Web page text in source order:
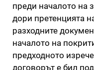
преди началото на
дори претенцията
разходните
началото на
предходното
договорът е бил